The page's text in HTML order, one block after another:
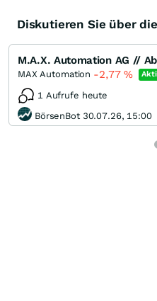
Diskutieren Sie über
MAX Automation -2,77%
1 Aufrufe heute
BörsenBot 30.07.26, 15:00